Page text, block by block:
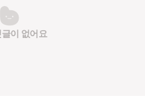
이 없어요